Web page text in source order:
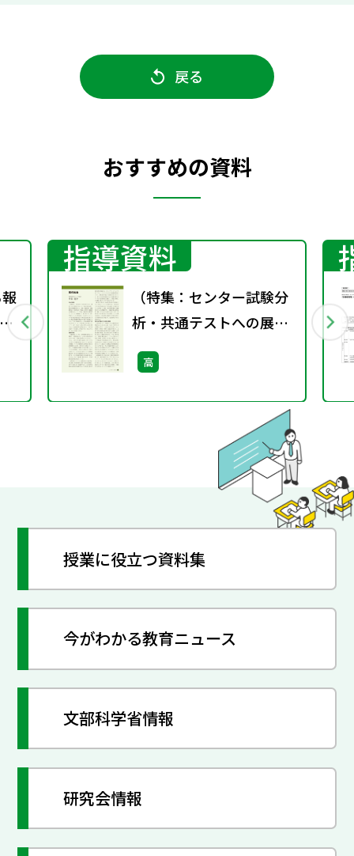
戻る
おすすめの資料
指導資料
（特集：センター試験分
析・共通テストへの展
望）現代社会
高
授業に役立つ資料集
今がわかる教育ニュース
文部科学省情報
研究会情報